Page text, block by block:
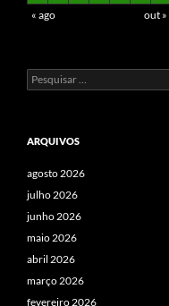
« ago
out »
Pesquisar
por:
ARQUIVOS
agosto 2026
julho 2026
junho 2026
maio 2026
abril 2026
março 2026
fevereiro 2026